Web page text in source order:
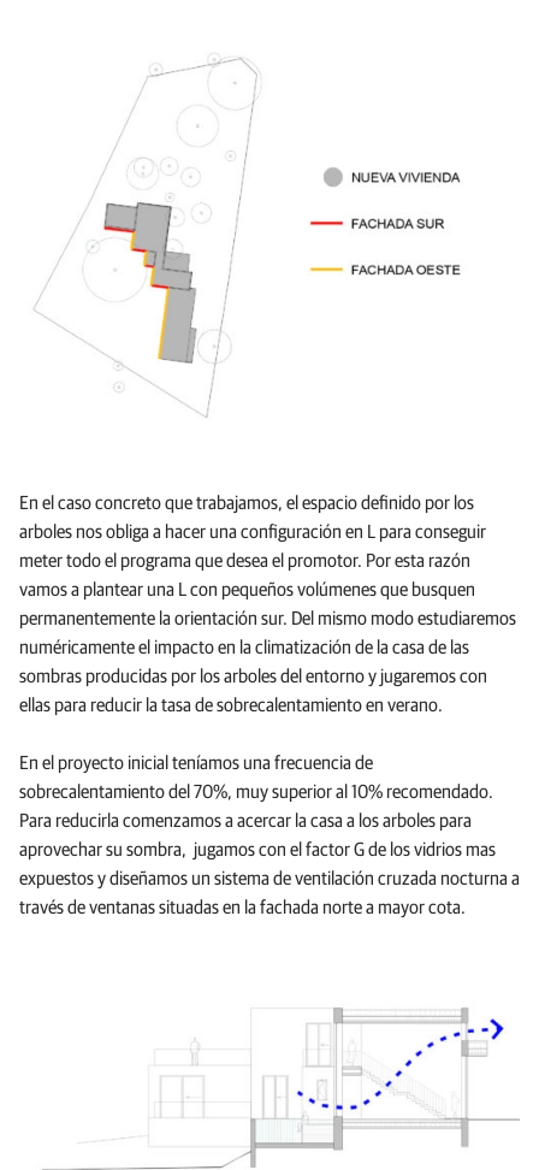
En el caso concreto que trabajamos, el espacio definido por los
arboles nos obliga a hacer una configuración en L para conseguir
meter todo el programa que desea el promotor. Por esta razón
vamos a plantear una L con pequeños volúmenes que busquen
permanentemente la orientación sur. Del mismo modo estudiaremos
numéricamente el impacto en la climatización de la casa de las
sombras producidas por los arboles del entorno y jugaremos con
ellas para reducir la tasa de sobrecalentamiento en verano.
En el proyecto inicial teníamos una frecuencia de
sobrecalentamiento del 70%, muy superior al 10% recomendado.
Para reducirla comenzamos a acercar la casa a los arboles para
aprovechar su sombra, jugamos con el factor G de los vidrios mas
expuestos y diseñamos un sistema de ventilación cruzada nocturna a
través de ventanas situadas en la fachada norte a mayor cota.